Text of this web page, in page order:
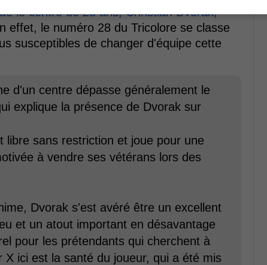
le centre de 28 ans, Christian Dvorak,
effet, le numéro 28 du Tricolore se classe
susceptibles de changer d'équipe cette
d'un centre dépasse généralement le
explique la présence de Dvorak sur
libre sans restriction et joue pour une
à vendre ses vétérans lors des
Dvorak s'est avéré être un excellent
et un atout important en désavantage
pour les prétendants qui cherchent à
ici est la santé du joueur, qui a été mis